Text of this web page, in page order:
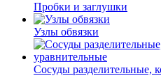
Пробки и заглушки
Узлы обвязки
Сосуды разделительные,